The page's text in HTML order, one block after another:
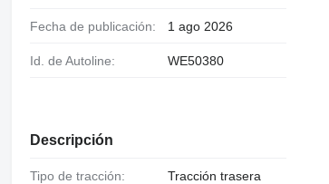
Fecha de publicación: 1 ago 2026
Id. de Autoline: WE50380
Descripción
Tipo de tracción: Tracción trasera